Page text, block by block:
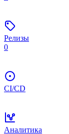
Релизы
0
CI/CD
Аналитика